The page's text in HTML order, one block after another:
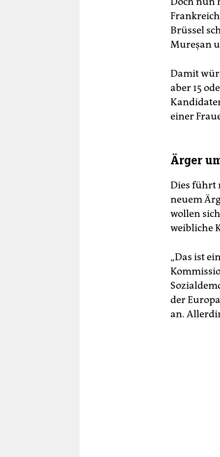
Brüssel
Mureșan
Damit
aber 15
einer
Ärger
Dies führt
neuem
wollen
weibliche
„Das ist
der
an.